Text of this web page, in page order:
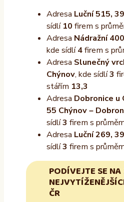
Adresa Luční 515,
sídlí 10 firem s
Adresa Nádražní
kde sídlí4firem s
Adresa Slunečný
Chýnov, kde sídlí3
stářím 13,3
Adresa Dobronice u
55 Chýnov –
sídlí3 firem s
Adresa Luční 269,
sídlí3 firem s
PODÍVEJTE SE
ČR